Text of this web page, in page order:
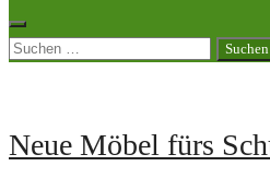
Suchen
Neue Möbel fürs